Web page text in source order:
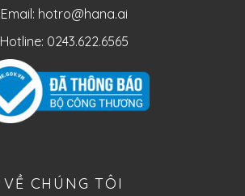
Email: hotro@hana.ai
Hotline: 0243.622.6565
VỀ CHÚNG TÔI